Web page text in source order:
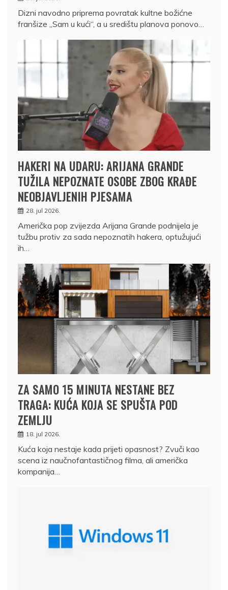
Dizni navodno priprema povratak kultne božićne
franšize „Sam u kući“, a u središtu planova ponovo…
HAKERI NA UDARU: ARIJANA GRANDE
TUŽILA NEPOZNATE OSOBE ZBOG KRAĐE
NEOBJAVLJENIH PJESAMA
28. jul 2026.
Američka pop zvijezda Arijana Grande podnijela je
tužbu protiv za sada nepoznatih hakera, optužujući
ih…
ZA SAMO 15 MINUTA NESTANE BEZ
TRAGA: KUĆA KOJA SE SPUŠTA POD
ZEMLJU
18. jul 2026.
Kuća koja nestaje kada prijeti opasnost? Zvuči kao
scena iz naučnofantastičnog filma, ali američka
kompanija…